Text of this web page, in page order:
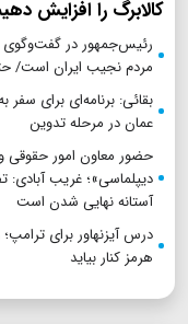
کالابرگ را افزایش
رئیس‌جمهور در گفت‌وگوی
مردم نجیب ایران است/
بقائی: برنامه‌ای برای سفر
عمان در مرحله تدوین
حضور معاون امور حقوقی و
دیپلماسی»؛ غریب آبادی:
آستانه نهایی شدن است
درس آیزنهاور برای
هرمز کنار بیاید